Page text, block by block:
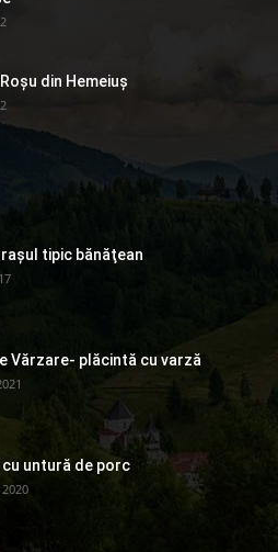
din Hemeiuș
tipic bănăţean
Vărzare- plăcintă cu varză
untură de porc